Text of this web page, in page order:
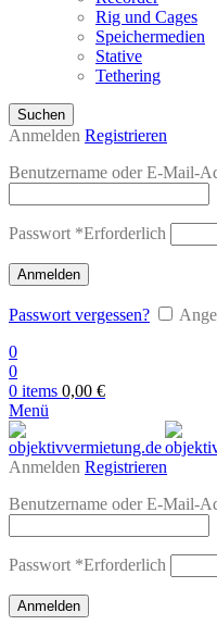
Rig und Cages
Speichermedien
Stative
Tethering
Suchen
Anmelden Registrieren
Benutzername oder E-Mail-
Passwort *Erforderlich
Anmelden
Passwort vergessen?
0
0
0 items 0,00 €
Menü
Anmelden Registrieren
Benutzername oder E-Mail-
Passwort *Erforderlich
Anmelden